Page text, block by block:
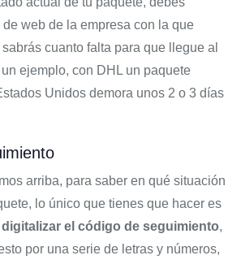
web de la empresa con la que
cuanto falta para que llegue al
ejemplo, con DHL un paquete
Unidos demora unos 2 o 3 días
arriba, para saber en qué situación
lo único que tienes que hacer es
digitalizar el código de seguimiento,
por una serie de letras y números,